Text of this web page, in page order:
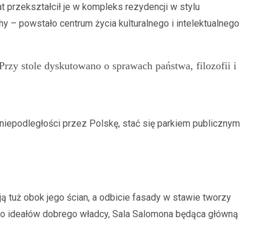
przekształcił je w kompleks rezydencji w stylu
powstało centrum życia kulturalnego i intelektualnego
stole dyskutowano o sprawach państwa, filozofii i
przez Polskę, stać się parkiem publicznym
tuż obok jego ścian, a odbicie fasady w stawie tworzy
dobrego władcy, Sala Salomona będąca główną